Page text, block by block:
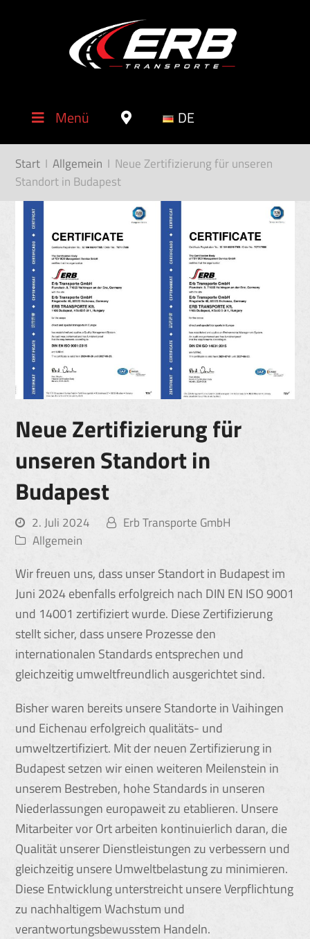
Menü DE
Start I Allgemein I Neue Zertifizierung für unseren
Standort in Budapest
Neue Zertifizierung für
unseren Standort in
Budapest
2. Juli 2024
Erb Transporte GmbH
Allgemein
Wir freuen uns, dass unser Standort in Budapest im
Juni 2024 ebenfalls erfolgreich nach DIN EN ISO 9001
und 14001 zertifiziert wurde. Diese Zertifizierung
stellt sicher, dass unsere Prozesse den
internationalen Standards entsprechen und
gleichzeitig umweltfreundlich ausgerichtet sind.
Bisher waren bereits unsere Standorte in Vaihingen
und Eichenau erfolgreich qualitäts- und
umweltzertifiziert. Mit der neuen Zertifizierung in
Budapest setzen wir einen weiteren Meilenstein in
unserem Bestreben, hohe Standards in unseren
Niederlassungen europaweit zu etablieren. Unsere
Mitarbeiter vor Ort arbeiten kontinuierlich daran, die
Qualität unserer Dienstleistungen zu verbessern und
gleichzeitig unsere Umweltbelastung zu minimieren.
Diese Entwicklung unterstreicht unsere Verpflichtung
zu nachhaltigem Wachstum und
verantwortungsbewusstem Handeln.